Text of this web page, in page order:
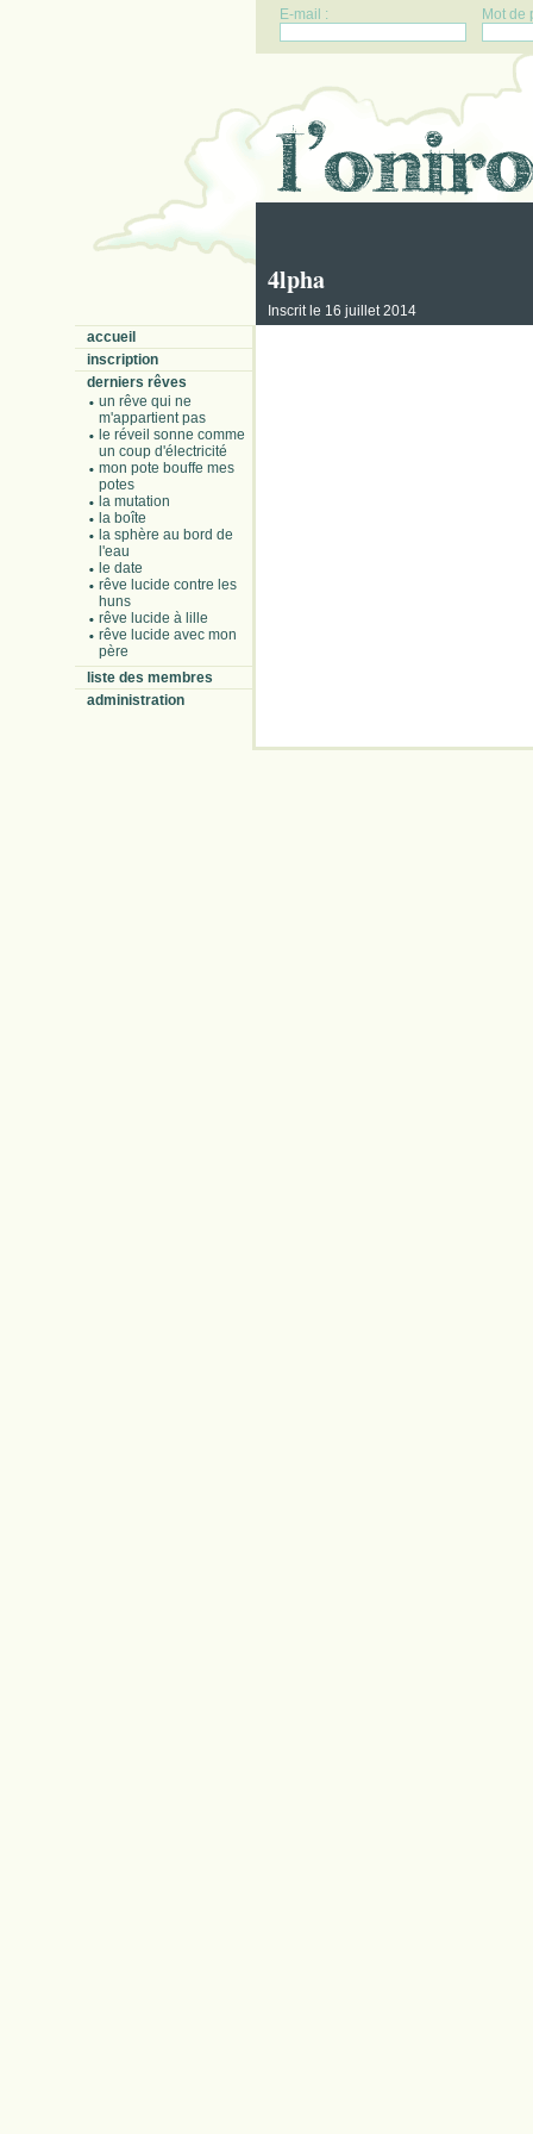
E-mail : Mot de
4lpha
Inscrit le 16 juillet 2014
accueil
inscription
derniers rêves
un rêve qui ne
m'appartient pas
le réveil sonne comme
un coup d'électricité
mon pote bouffe mes
potes
la mutation
la boîte
la sphère au bord de
l'eau
le date
rêve lucide contre les
huns
rêve lucide à lille
rêve lucide avec mon
père
liste des membres
administration